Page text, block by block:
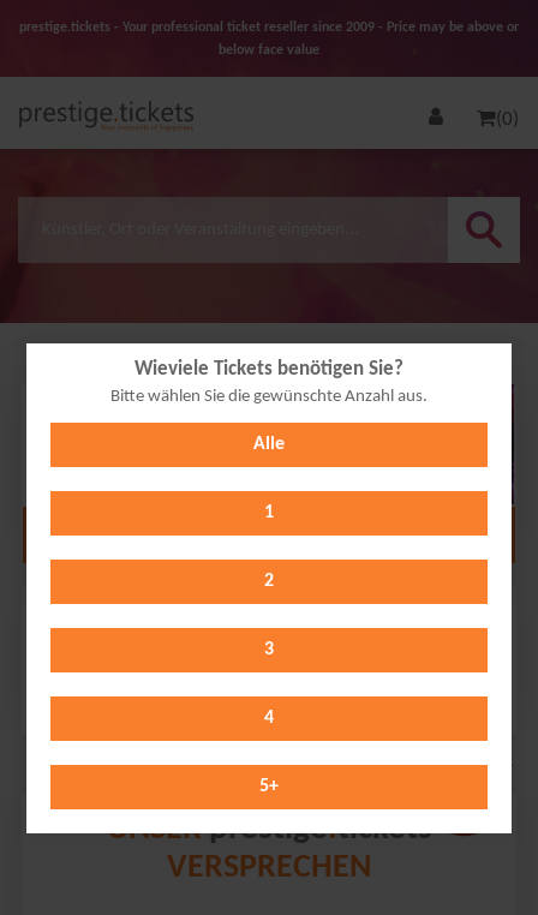
prestige.tickets - Your professional ticket reseller since 2009 - Price may be above or
below face value
(0)
Wieviele Tickets benötigen Sie?
Bitte wählen Sie die gewünschte Anzahl aus.
Alle
1
2
3
4
5+
26
Alle Termine anzeigen
Rudolf-Harbig-Stadion // Dresden
Saturday 26.06.2027
UNSERprestige.tickets
VERSPRECHEN